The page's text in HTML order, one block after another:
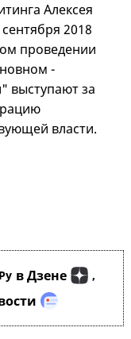
Алексея
2018
проведении
-
выступают за
власти.
в Дзене ,